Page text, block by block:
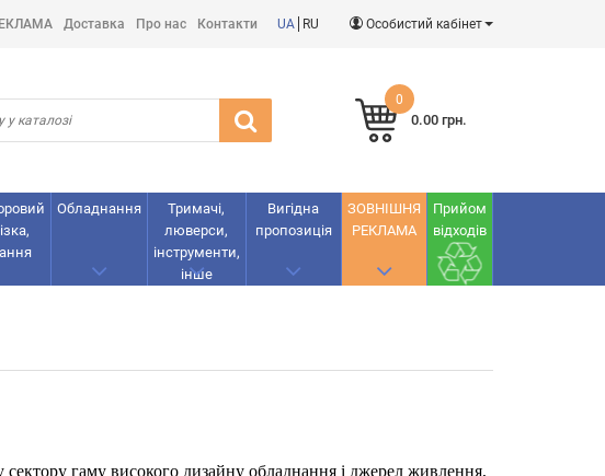
Доставка Про нас Контакти UA RU Особистий кабінет
0
0.00 грн.
Обладнання
Тримачі,
люверси,
інструменти,
інше
Вигідна
пропозиція
ЗОВНІШНЯ
РЕКЛАМА
Прийом
відходів
сектору гаму високого дизайну обладнання і джерел живлення,